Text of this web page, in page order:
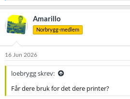
a
s
j
n
e
Amarillo
Norbrygg-medlem
16 Jun 2026
loebrygg skrev:
Får dere bruk for det dere printer?